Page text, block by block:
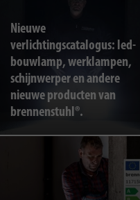
Nieuwe
verlichtingscatalogus: led-
bouwlamp, werklampen,
schijnwerper en andere
nieuwe producten van
brennenstuhl®.